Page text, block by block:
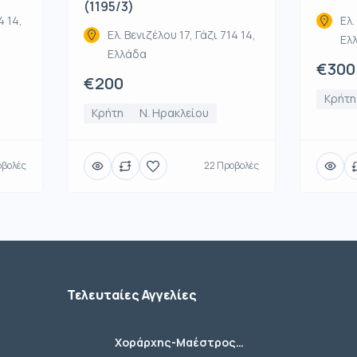
14,
(1195/3)
Ελ. Βενιζέλου 17, Γάζι 714 14,
Ελλάδα
€200
Κρήτη Ν. Ηρακλείου
22 Προβολές
€300
Κρήτη
Τελευταίες Αγγελίες
Χοράρχης-Μαέστρος